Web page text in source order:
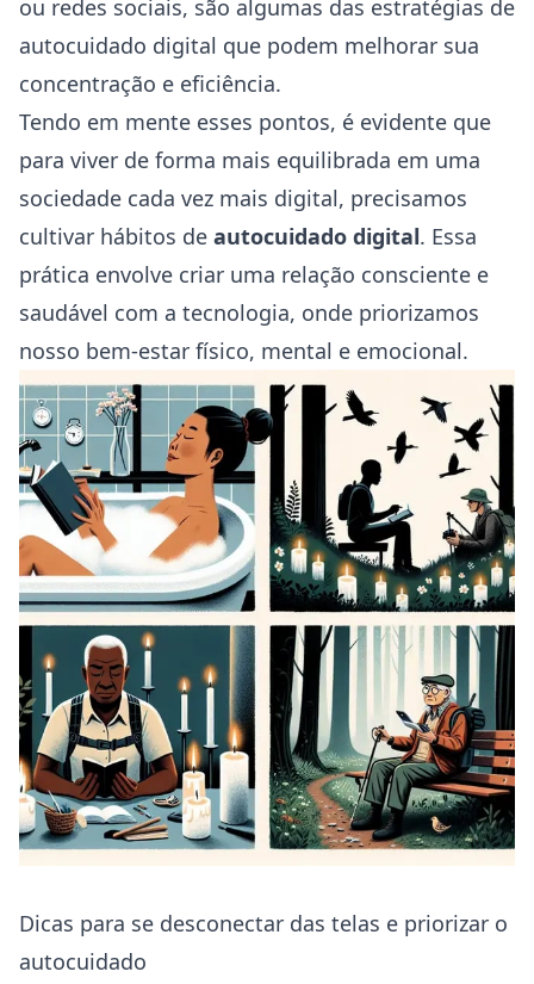
ou redes sociais, são algumas das estratégias de
autocuidado digital que podem melhorar sua
concentração e eficiência.
Tendo em mente esses pontos, é evidente que
para viver de forma mais equilibrada em uma
sociedade cada vez mais digital, precisamos
cultivar hábitos de autocuidado digital. Essa
prática envolve criar uma relação consciente e
saudável com a tecnologia, onde priorizamos
nosso bem-estar físico, mental e emocional.
Dicas para se desconectar das telas e priorizar o
autocuidado